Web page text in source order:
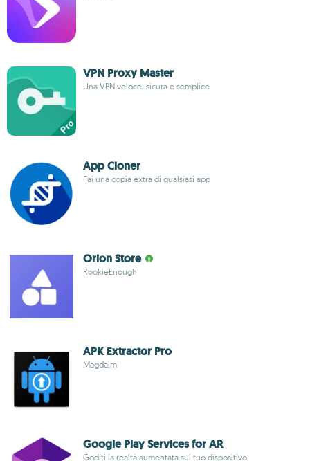
VPN Proxy Master
Una VPN veloce, sicura e semplice
App Cloner
Fai una copia extra di qualsiasi app
Orion Store
RookieEnough
APK Extractor Pro
Magdalm
Google Play Services for AR
Goditi la realtà aumentata sul tuo dispositivo